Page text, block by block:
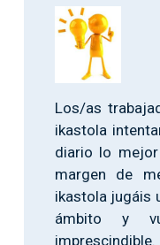
Los/as
ikastola
diario lo
margen de
ikastola jugáis
ámbito y